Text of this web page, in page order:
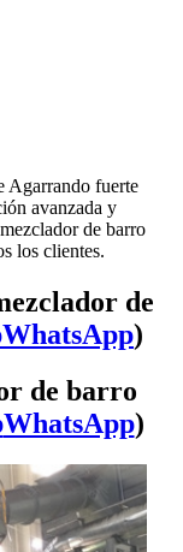
Agarrando fuerte
avanzada y
de barro
los clientes.
de
WhatsApp)
de barro
WhatsApp)